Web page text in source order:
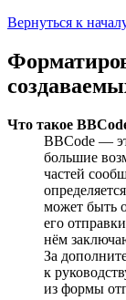
Вернуться к
Что такое
BBCode —
большие
частей
может быть
его
нём
За
к
из формы